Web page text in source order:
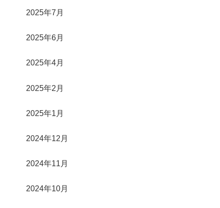
2025年7月
2025年6月
2025年4月
2025年2月
2025年1月
2024年12月
2024年11月
2024年10月